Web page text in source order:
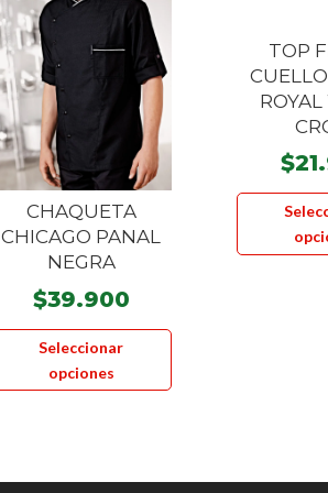
CHAQUETA
CHICAGO PANAL
NEGRA
$39.900
Seleccionar
opciones
Este
tiene
TOP
$